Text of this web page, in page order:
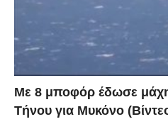
Με 8 μποφόρ έδωσε
Τήνου για Μυκόνο